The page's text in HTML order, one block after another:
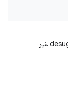
[desugared library] الإصدار 2.1 من مكتبة desugared غير